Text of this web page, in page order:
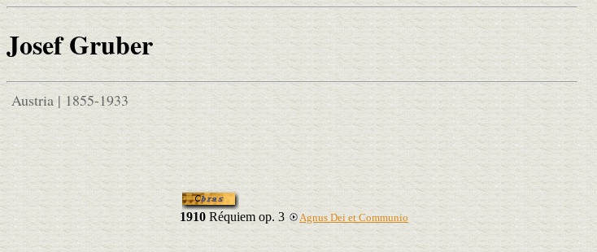
Josef Gruber
Austria | 1855-1933
1910 Réquiem op. 3 Agnus Dei et Communio